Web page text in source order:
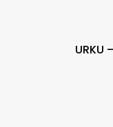
URKU